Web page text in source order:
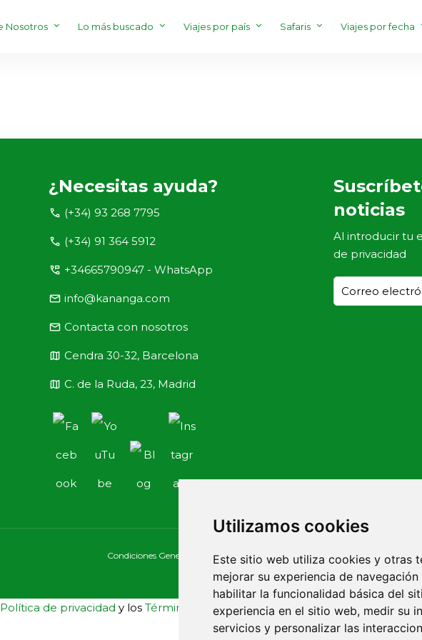
Utilizamos cookies
Este sitio web utiliza cookies y otras
mejorar su experiencia de
habilitar la funcionalidad básica del
experiencia en el sitio web, medir su
servicios y personalizar las
Nosotros Lo más buscado Viajes por país Safaris Viajes por fecha
¿Necesitas ayuda?
call (+34) 93 268 7795
call (+34) 91 364 5912
perm_phone_msg +34665790947 - WhatsApp
email info@kananga.com
email Contacta con nosotros
map Cendra 30-32, Barcelona
map C. de la Ruda, 23, Madrid
noticias
Al introducir tu
de privacidad
Condiciones Generales Aviso Legal Política de Cookies Política de
Política de privacidad y los Términos de serviciode Google